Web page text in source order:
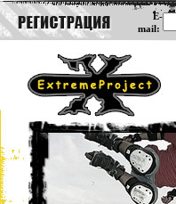
E-
mail: